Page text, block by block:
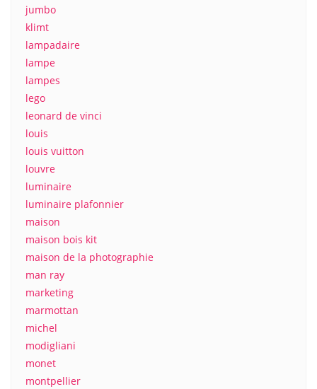
jumbo
klimt
lampadaire
lampe
lampes
lego
leonard de vinci
louis
louis vuitton
louvre
luminaire
luminaire plafonnier
maison
maison bois kit
maison de la photographie
man ray
marketing
marmottan
michel
modigliani
monet
montpellier